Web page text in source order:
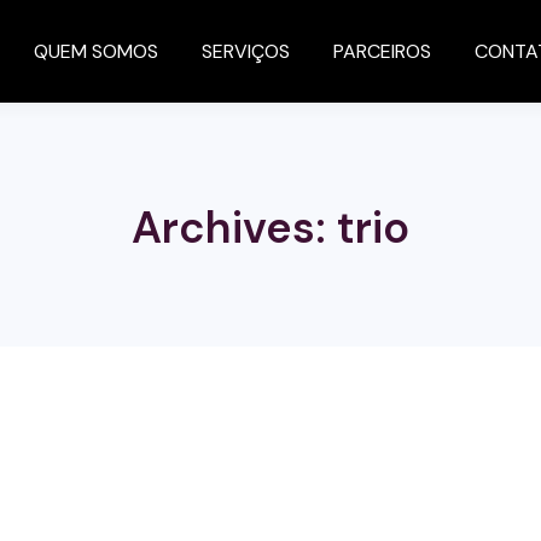
QUEM SOMOS SERVIÇOS PARCEIROS
Archives: trio